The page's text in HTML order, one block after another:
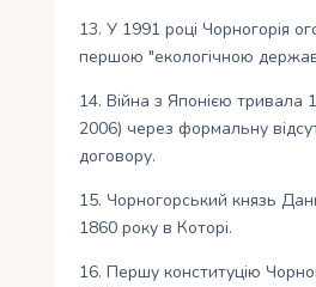
13. У 1991 році Чорногорія
першою "екологічною
14. Війна з Японією тривала
2006) через формальну
договору.
15. Чорногорський князь
1860 року в Которі.
16. Першу конституцію